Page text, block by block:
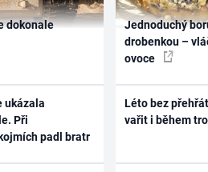
dokonale
ukázala
Při
padl bratr
Jednoduchý
drobenkou –
ovoce
Léto bez
vařit i během